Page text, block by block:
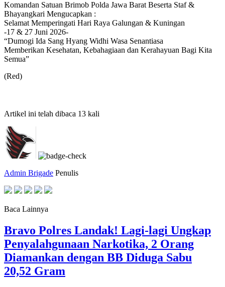
Komandan Satuan Brimob Polda Jawa Barat Beserta Staf &
Bhayangkari Mengucapkan :
Selamat Memperingati Hari Raya Galungan & Kuningan
-17 & 27 Juni 2026-
“Dumogi Ida Sang Hyang Widhi Wasa Senantiasa
Memberikan Kesehatan, Kebahagiaan dan Kerahayuan Bagi Kita
Semua”
(Red)
Artikel ini telah dibaca 13 kali
Admin Brigade Penulis
Baca Lainnya
Bravo Polres Landak! Lagi-lagi Ungkap
Penyalahgunaan Narkotika, 2 Orang
Diamankan dengan BB Diduga Sabu
20,52 Gram